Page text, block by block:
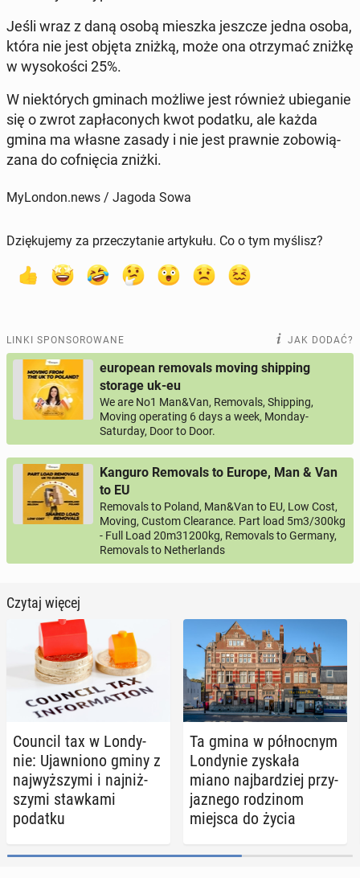
Jeśli wraz z daną osobą mieszka jeszcze jedna osoba,
która nie jest objęta zniżką, może ona otrzy­mać zniżkę
w wy­so­ko­ści 25%.
W nie­któ­rych gminach możliwe jest również ubie­ga­nie
się o zwrot za­pła­co­nych kwot podatku, ale każda
gmina ma własne zasady i nie jest prawnie zo­bo­wią­
za­na do cof­nię­cia zniżki.
MyLondon.news / Jagoda Sowa
Dziękujemy za przeczytanie artykułu. Co o tym myślisz?
LINKI SPONSOROWANE JAK DODAĆ?
european removals moving shipping
storage uk-eu
We are No1 Man&Van, Removals, Shipping,
Moving operating 6 days a week, Monday-
Saturday, Door to Door.
Kanguro Removals to Europe, Man & Van
to EU
Removals to Poland, Man&Van to EU, Low Cost,
Moving, Custom Clearance. Part load 5m3/300kg
- Full Load 20m31200kg, Removals to Germany,
Removals to Netherlands
Czytaj więcej
Council tax w Lon­dy­
nie: Ujaw­nio­no gminy z
naj­wyż­szy­mi i naj­niż­
szy­mi staw­ka­mi
podatku
Ta gmina w pół­noc­nym
Lon­dy­nie zyskała
miano naj­bar­dziej przy­
ja­zne­go ro­dzi­nom
miejsca do życia